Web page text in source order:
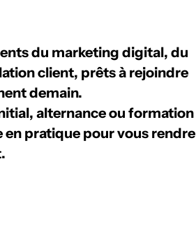
du marketing digital, du
client, prêts à rejoindre
demain.
alternance ou formation
en pratique pour vous rendre